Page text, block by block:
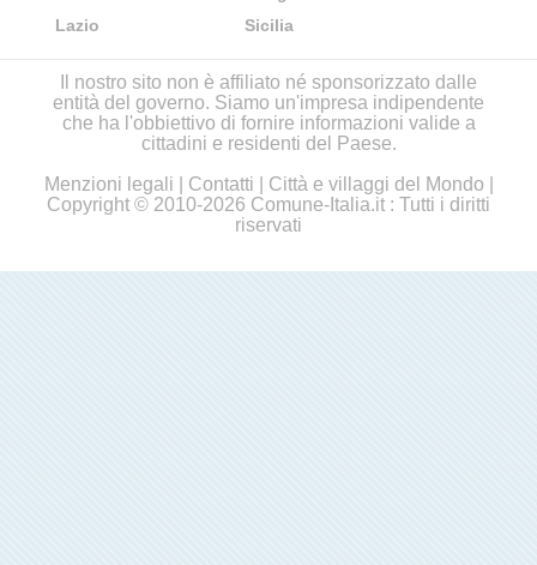
Lazio
Sicilia
Il nostro sito non è affiliato né sponsorizzato dalle
entità del governo. Siamo un'impresa indipendente
che ha l'obbiettivo di fornire informazioni valide a
cittadini e residenti del Paese.
Menzioni legali
Contatti Città e villaggi del Mondo
Copyright © 2010-2026 Comune-Italia.it : Tutti i diritti
riservati